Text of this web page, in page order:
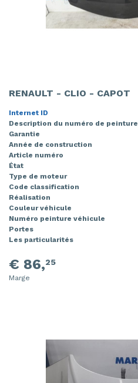
RENAULT - CLIO - CAPOT
Internet ID
Description du numéro de peinture
Garantie
Année de construction
Article numéro
État
Type de moteur
Code classification
Réalisation
Couleur véhicule
Numéro peinture véhicule
Portes
Les particularités
€ 86,25
Marge